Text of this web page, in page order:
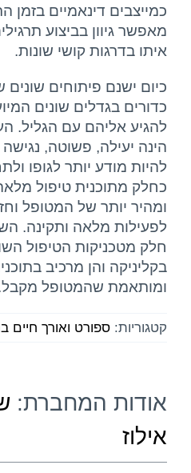
כמייצבים דינאמיים בזמן
מאפשר גיוון בביצוע
איתו בדרגות קושי שונות.
כיום ישנם פיתוחים שונים
כדורים בגדלים שונים
להגיע אליהם עם הגליל.
הינה יעילה, פשוטה,
להיות מודע יותר לגופו
כחלק מתוכנית טיפול
ומהיר יותר של המטופל
לפעילות מלאה ותקינה.
חלק מטכניקות הטיפול
בקליניקה והן מרכיב
ומותאמת שהמטופל
קטגוריות: ספורט ואורך חיים
אודות המחברת:
אילוז